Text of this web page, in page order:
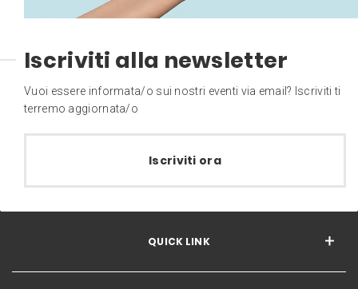
Iscriviti alla newsletter
Vuoi essere informata/o sui nostri eventi via email? Iscriviti ti
terremo aggiornata/o
Iscriviti ora
QUICK LINK